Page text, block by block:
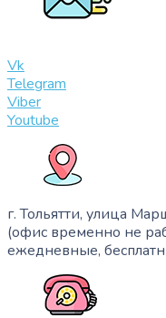
Vk
Telegram
Viber
Youtube
г. Тольятти, улица
(офис временно не
ежедневные,